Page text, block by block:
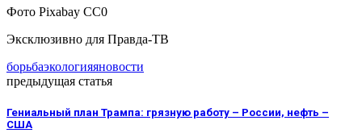
Фото Pixabay CC0
Эксклюзивно для Правда-ТВ
борьбаэкологияяновости
предыдущая статья
Гениальный план Трампа: грязную работу – России, нефть –
США